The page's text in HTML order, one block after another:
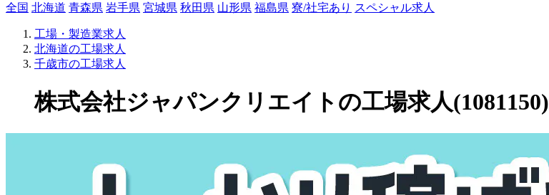
全国 北海道 青森県 岩手県 宮城県 秋田県 山形県 福島県 寮/社宅あり スペシャル求人
工場・製造業求人
北海道の工場求人
千歳市の工場求人
株式会社ジャパンクリエイトの工場求人(1081150)